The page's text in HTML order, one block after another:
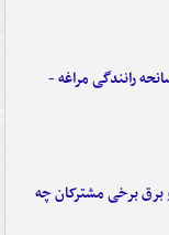
رانندگی مراغه -
برخی مشترکان چه